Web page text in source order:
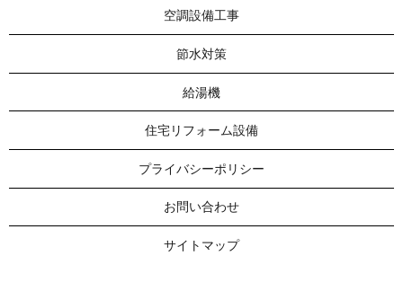
空調設備工事
節水対策
給湯機
住宅リフォーム設備
プライバシーポリシー
お問い合わせ
サイトマップ